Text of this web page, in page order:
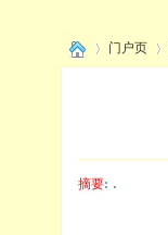
门户页
摘要: .